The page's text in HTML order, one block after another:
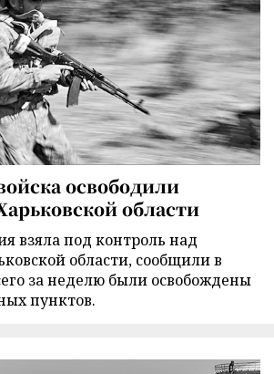
освободили
области
взяла под контроль над
области, сообщили в
за неделю были освобождены
пунктов.